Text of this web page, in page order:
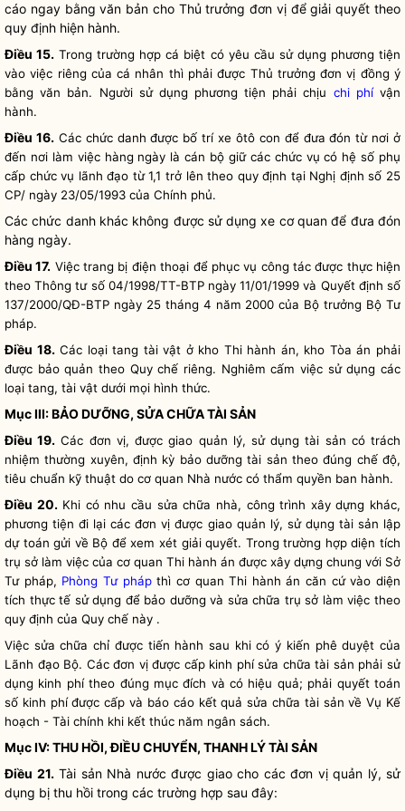
cáo ngay bằng văn bản cho Thủ trưởng đơn vị để giải quyết theo
quy định hiện hành.
Điều 15. Trong trường hợp cá biệt có yêu cầu sử dụng phương tiện
vào việc riêng của cá nhân thì phải được Thủ trưởng đơn vị đồng ý
bằng văn bản. Người sử dụng phương tiện phải chịu chi phívận
hành.
Điều 16. Các chức danh được bố trí xe ôtô con để đưa đón từ nơi ở
đến nơi làm việc hàng ngày là cán bộ giữ các chức vụ có hệ số phụ
cấp chức vụ lãnh đạo từ 1,1 trở lên theo quy định tại Nghị định số 25
CP/ ngày 23/05/1993 của Chính phủ.
Các chức danh khác không được sử dụng xe cơ quan để đưa đón
hàng ngày.
Điều 17. Việc trang bị điện thoại để phục vụ công tácđược thực hiện
theo Thông tư số 04/1998/TT-BTP ngày 11/01/1999 và Quyết định số
137/2000/QĐ-BTP ngày 25 tháng 4 năm 2000 của Bộ trưởng Bộ Tư
pháp.
Điều 18. Các loại tang tài vật ở kho Thi hành án, kho Tòa án phải
được bảo quản theo Quy chế riêng. Nghiêm cấm việc sử dụng các
loại tang, tài vật dưới mọi hình thức.
Mục III: BẢO DƯỠNG, SỬA CHỮA TÀI SẢN
Điều 19. Các đơn vị, được giao quản lý, sử dụng tài sản có trách
nhiệm thường xuyên, định kỳ bảo dưỡng tài sản theo đúng chế độ,
tiêu chuẩn kỹ thuật do cơ quan Nhà nước có thẩm quyền ban hành.
Điều 20. Khi có nhu cầu sửa chữa nhà, công trình xây dựng khác,
phương tiện đi lại các đơn vị được giao quản lý, sử dụng tài sản lập
dự toán gửi về Bộ để xem xét giải quyết. Trong trường hợp diện tích
trụ sở làm việc của cơ quan Thi hành án được xây dựng chung với Sở
Tư pháp, Phòng Tư phápthì cơ quan Thi hành án căn cứ vào diện
tích thực tế sử dụng để bảo dưỡng và sửa chữa trụ sở làm việc theo
quy định của Quy chế này .
Việc sửa chữa chỉ được tiến hành sau khi có ý kiến phê duyệt của
Lãnh đạo Bộ. Các đơn vị được cấp kinh phí sửa chữa tài sản phải sử
dụng kinh phí theo đúng mục đích và có hiệu quả; phải quyết toán
số kinh phí được cấp và báo cáo kết quả sửa chữa tài sản về Vụ Kế
hoạch - Tài chính khi kết thúc năm ngân sách.
Mục IV: THU HỒI, ĐIỀU CHUYỂN, THANH LÝ TÀI SẢN
Điều 21.Tài sản Nhà nước được giao cho các đơn vị quản lý, sử
dụng bị thu hồi trong các trường hợp sau đây: